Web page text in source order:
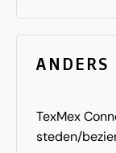
dan komen
ANDERS
TexMex
steden/